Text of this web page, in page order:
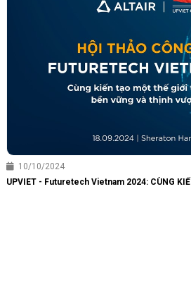
10/10/2024
UPVIET - Futuretech Vietnam 2024: CÙNG